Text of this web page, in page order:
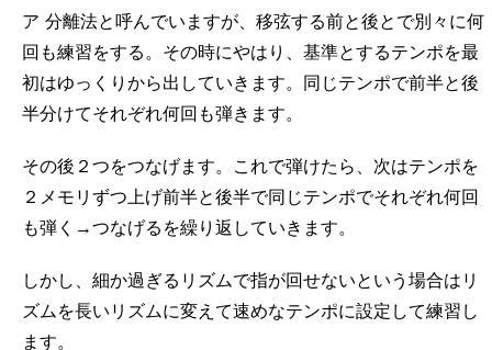
ア 分離法と呼んでいますが、移弦する前と後とで別々に何
回も練習をする。その時にやはり、基準とするテンポを最
初はゆっくりから出していきます。同じテンポで前半と後
半分けてそれぞれ何回も弾きます。
その後２つをつなげます。これで弾けたら、次はテンポを
２メモリずつ上げ前半と後半で同じテンポでそれぞれ何回
も弾く→つなげるを繰り返していきます。
しかし、細か過ぎるリズムで指が回せないという場合はリ
ズムを長いリズムに変えて速めなテンポに設定して練習し
ます。